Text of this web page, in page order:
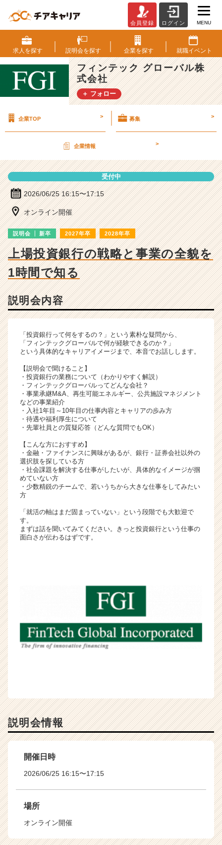
ィ
ン
テ
ッ
ク
グ
ロ
ル
株
会
社
の
説
細
ベ
成
長
業
か
ス
カ
ウ
が
届
就
活
サ
イ
ト
キ
ャ
リ
a
r
e
会員登録 ログイン MENU
求人を探す 説明会を探す 企業を探す 就職イベント
フィンテック グローバル株
式会社
＋ フォロー
企業TOP > 募集 >
企業情報 >
受付中
2026/06/25 16:15〜17:15
オンライン開催
説明会 新卒 2027年卒 2028年卒
上場投資銀行の戦略と事業の全貌を
1時間で知る
説明会内容
「投資銀行って何をするの？」という素朴な疑問から、
「フィンテックグローバルで何が経験できるのか？」
という具体的なキャリアイメージまで、本音でお話しします。
【説明会で聞けること】
・投資銀行の業務について（わかりやすく解説）
・フィンテックグローバルってどんな会社？
・事業承継M&A、再生可能エネルギー、公共施設マネジメント
などの事業紹介
・入社1年目～10年目の仕事内容とキャリアの歩み方
・待遇や福利厚生について
・先輩社員との質疑応答（どんな質問でもOK）
【こんな方におすすめ】
・金融・ファイナンスに興味があるが、銀行・証券会社以外の
選択肢を探している方
・社会課題を解決する仕事がしたいが、具体的なイメージが掴
めていない方
・少数精鋭のチームで、若いうちから大きな仕事をしてみたい
方
「就活の軸はまだ固まっていない」という段階でも大歓迎で
す。
まずは話を聞いてみてください。きっと投資銀行という仕事の
面白さが伝わるはずです。
説明会情報
開催日時
2026/06/25 16:15〜17:15
場所
オンライン開催